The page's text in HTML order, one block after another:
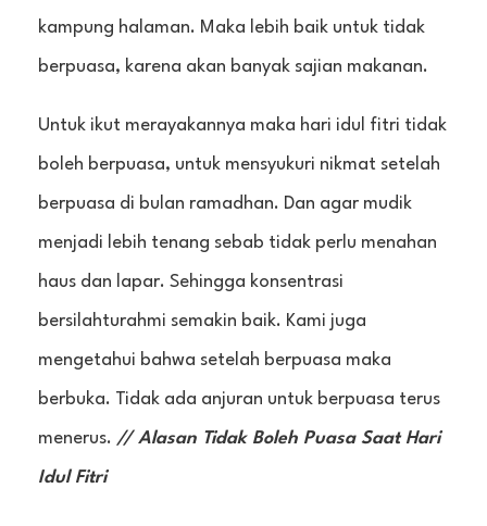
kampung halaman. Maka lebih baik untuk tidak
berpuasa, karena akan banyak sajian makanan.
Untuk ikut merayakannya maka hari idul fitri tidak
boleh berpuasa, untuk mensyukuri nikmat setelah
berpuasa di bulan ramadhan. Dan agar mudik
menjadi lebih tenang sebab tidak perlu menahan
haus dan lapar. Sehingga konsentrasi
bersilahturahmi semakin baik. Kami juga
mengetahui bahwa setelah berpuasa maka
berbuka. Tidak ada anjuran untuk berpuasa terus
menerus. // Alasan Tidak Boleh Puasa Saat Hari
Idul Fitri